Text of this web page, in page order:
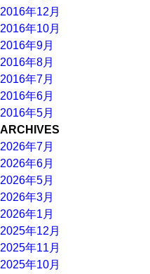
2016年12月
2016年10月
2016年9月
2016年8月
2016年7月
2016年6月
2016年5月
ARCHIVES
2026年7月
2026年6月
2026年5月
2026年3月
2026年1月
2025年12月
2025年11月
2025年10月